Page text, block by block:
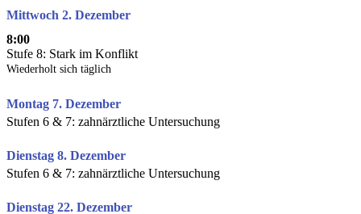
Mittwoch 2. Dezember
8:00
Stufe 8: Stark im Konflikt
Wiederholt sich täglich
Montag 7. Dezember
Stufen 6 & 7: zahnärztliche Untersuchung
Dienstag 8. Dezember
Stufen 6 & 7: zahnärztliche Untersuchung
Dienstag 22. Dezember